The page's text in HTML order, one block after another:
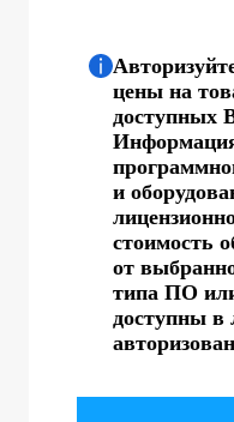
цены на
доступных
и
стоимость
от
типа ПО
доступны в